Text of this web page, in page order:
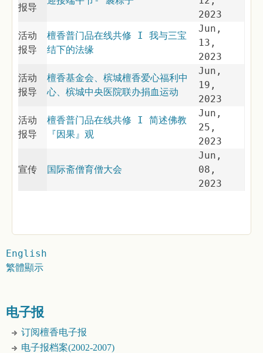
报导
2023
活动
报导
檀香普门品在线共修 I 我与三宝
结下的法缘
Jun,
13,
2023
活动
报导
檀香基金会、槟城檀香爱心福利中
心、槟城中央医院联办捐血运动
Jun,
19,
2023
活动
报导
檀香普门品在线共修 I 简述佛教
『因果』观
Jun,
25,
2023
宣传 国际斋僧育僧大会
Jun,
08,
2023
English
繁體顯示
电子报
订阅檀香电子报
电子报档案(2002-2007)